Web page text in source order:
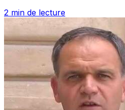
2 min de lecture